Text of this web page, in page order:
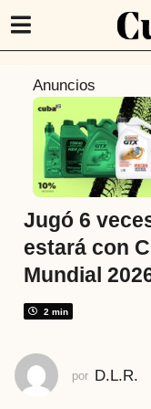
m
a
r
á
s
m
e
s
Anuncios
Jugó 6
estará con
Mundial
2 min
por D.L.R.